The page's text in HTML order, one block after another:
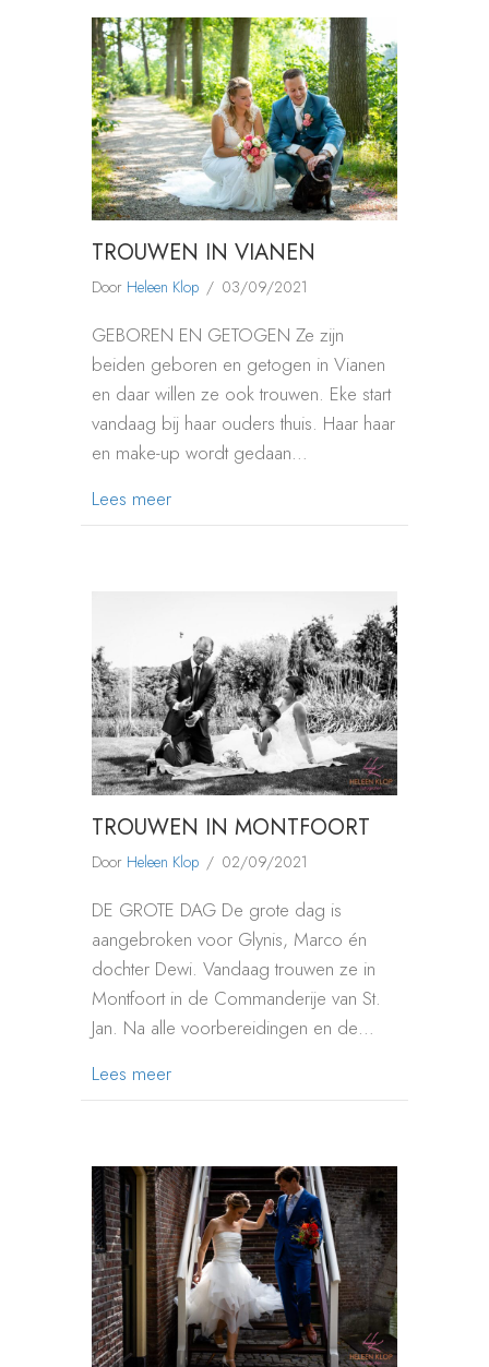
TROUWEN IN VIANEN
Door Heleen Klop / 03/09/2021
GEBOREN EN GETOGEN Ze zijn
beiden geboren en getogen in Vianen
en daar willen ze ook trouwen. Eke start
vandaag bij haar ouders thuis. Haar haar
en make-up wordt gedaan…
Lees meerabout TROUWEN IN VIANEN
TROUWEN IN MONTFOORT
Door Heleen Klop / 02/09/2021
DE GROTE DAG De grote dag is
aangebroken voor Glynis, Marco én
dochter Dewi. Vandaag trouwen ze in
Montfoort in de Commanderije van St.
Jan. Na alle voorbereidingen en de…
Lees meerabout TROUWEN IN MONTFOORT